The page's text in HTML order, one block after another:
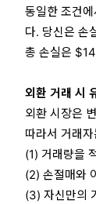
동일한 조건
다. 당신은 손
총 손실은
외환 거래 시
외환 시장은
따라서 거래
(1) 거래량을
(2) 손절매와
(3) 자신만의